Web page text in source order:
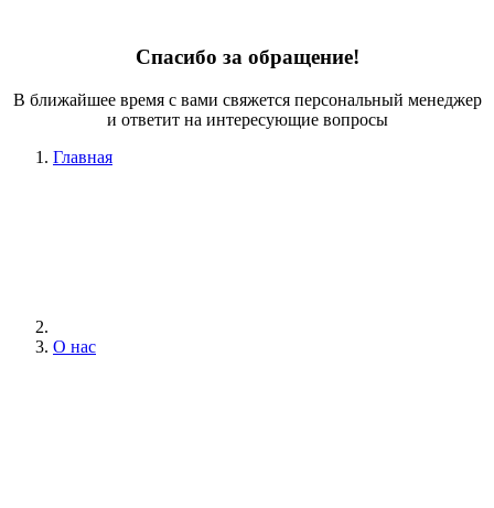
Спасибо за обращение!
В ближайшее время с вами свяжется персональный менеджер
и ответит на интересующие вопросы
Главная
О нас